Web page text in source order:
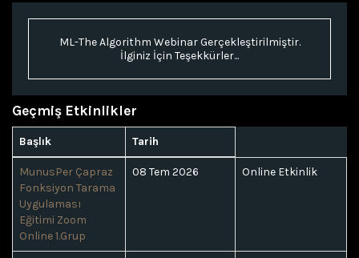
ML-The Algorithm Webinar Gerçekleştirilmiştir.
İlginiz İçin Teşekkürler...
Geçmiş Etkinlikler
Başlık Tarih
MunusPer Çapraz
Fonksiyon Tarama
Uygulaması
Eğitimi Zoom
Online 1.Grup
08 Tem 2026 Online Etkinlik